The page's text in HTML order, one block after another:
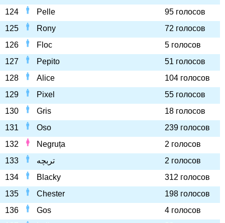
124
Pelle
95 голосов
125
Rony
72 голосов
126
Floc
5 голосов
127
Pepito
51 голосов
128
Alice
104 голосов
129
Pixel
55 голосов
130
Gris
18 голосов
131
Oso
239 голосов
132
Negruța
2 голосов
133
تربچه
2 голосов
134
Blacky
312 голосов
135
Chester
198 голосов
136
Gos
4 голосов